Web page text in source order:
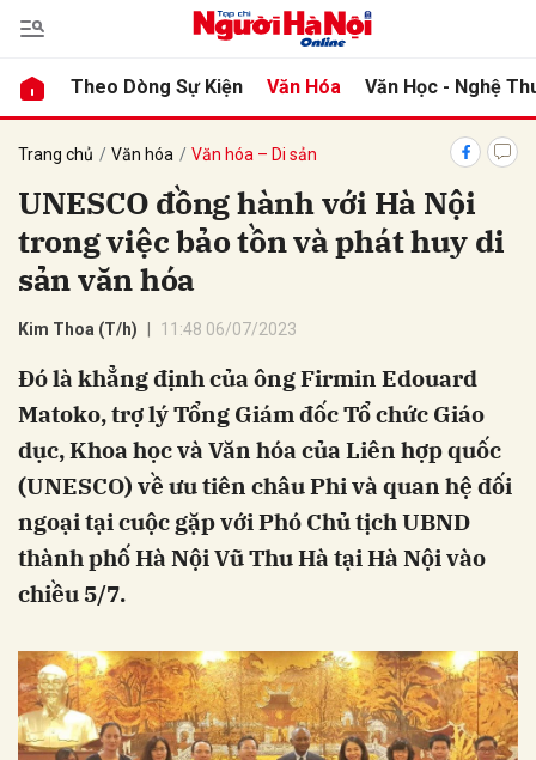
Theo Dòng Sự Kiện Văn Hóa Văn Học - Nghệ
Trang chủ Văn hóa Văn hóa – Di sản
UNESCO đồng hành với Hà Nội
trong việc bảo tồn và phát huy di
sản văn hóa
Kim Thoa (T/h) 11:48 06/07/2023
Đó là khẳng định của ông Firmin Edouard
Matoko, trợ lý Tổng Giám đốc Tổ chức Giáo
dục, Khoa học và Văn hóa của Liên hợp quốc
(UNESCO) về ưu tiên châu Phi và quan hệ đối
ngoại tại cuộc gặp với Phó Chủ tịch UBND
thành phố Hà Nội Vũ Thu Hà tại Hà Nội vào
chiều 5/7.
luận